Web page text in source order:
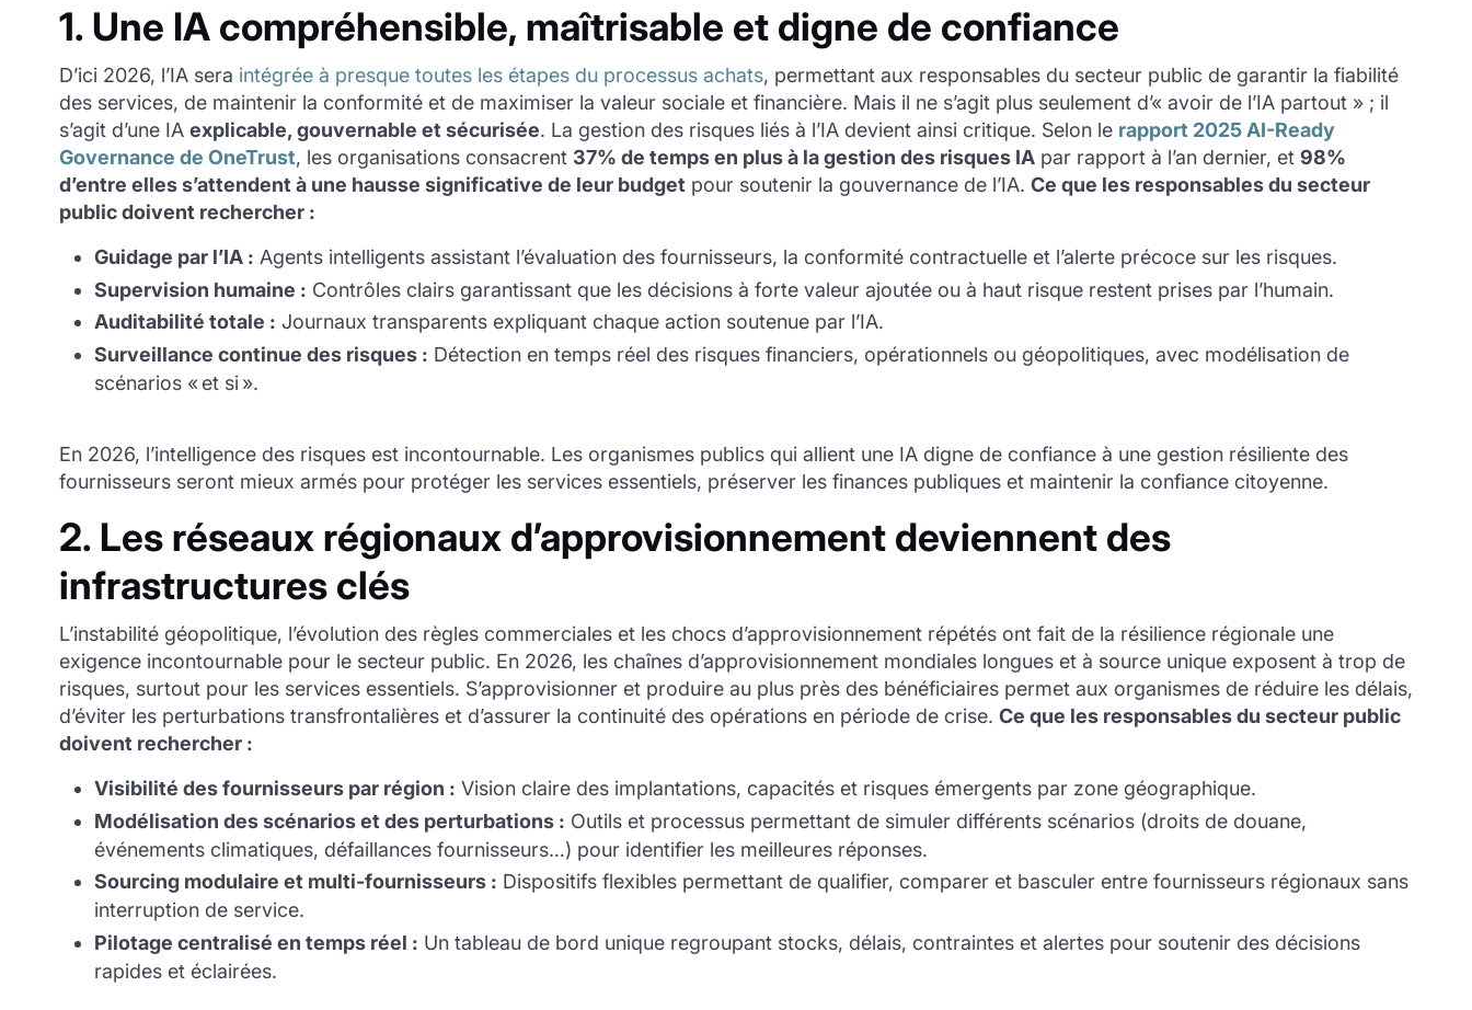
1. Une IA compréhensible, maîtrisable et digne de confiance
D’ici 2026, l’IA sera intégrée à presque toutes les étapes du processus achats, permettant aux responsables du secteur public de garantir la fiabilité
des services, de maintenir la conformité et de maximiser la valeur sociale et financière. Mais il ne s’agit plus seulement d’« avoir de l’IA partout » ; il
s’agit d’une IA explicable, gouvernable et sécurisée. La gestion des risques liés à l’IA devient ainsi critique. Selon le rapport 2025 AI-Ready
Governance de OneTrust, les organisations consacrent 37% de temps en plus à la gestion des risques IApar rapport à l’an dernier, et 98%
d’entre elles s’attendent à une hausse significative de leur budgetpour soutenir la gouvernance de l’IA. Ce que les responsables du secteur
public doivent rechercher :
Guidage par l’IA : Agents intelligents assistant l’évaluation des fournisseurs, la conformité contractuelle et l’alerte précoce sur les risques.
Supervision humaine : Contrôles clairs garantissant que les décisions à forte valeur ajoutée ou à haut risque restent prises par l’humain.
Auditabilité totale : Journaux transparents expliquant chaque action soutenue par l’IA.
Surveillance continue des risques : Détection en temps réel des risques financiers, opérationnels ou géopolitiques, avec modélisation de
scénarios « et si ».
En 2026, l’intelligence des risques est incontournable. Les organismes publics qui allient une IA digne de confiance à une gestion résiliente des
fournisseurs seront mieux armés pour protéger les services essentiels, préserver les finances publiques et maintenir la confiance citoyenne.
2. Les réseaux régionaux d’approvisionnement deviennent des
infrastructures clés
L’instabilité géopolitique, l’évolution des règles commerciales et les chocs d’approvisionnement répétés ont fait de la résilience régionale une
exigence incontournable pour le secteur public. En 2026, les chaînes d’approvisionnement mondiales longues et à source unique exposent à trop de
risques, surtout pour les services essentiels. S’approvisionner et produire au plus près des bénéficiaires permet aux organismes de réduire les délais,
d’éviter les perturbations transfrontalières et d’assurer la continuité des opérations en période de crise. Ce que les responsables du secteur public
doivent rechercher :
Visibilité des fournisseurs par région : Vision claire des implantations, capacités et risques émergents par zone géographique.
Modélisation des scénarios et des perturbations : Outils et processus permettant de simuler différents scénarios (droits de douane,
événements climatiques, défaillances fournisseurs…) pour identifier les meilleures réponses.
Sourcing modulaire et multi-fournisseurs : Dispositifs flexibles permettant de qualifier, comparer et basculer entre fournisseurs régionaux sans
interruption de service.
Pilotage centralisé en temps réel : Un tableau de bord unique regroupant stocks, délais, contraintes et alertes pour soutenir des décisions
rapides et éclairées.